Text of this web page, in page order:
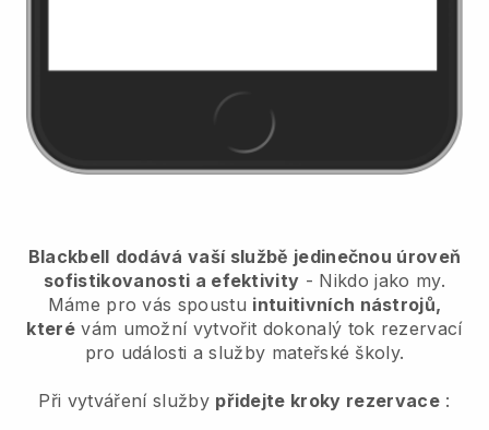
Blackbell dodává vaší službě jedinečnou úroveň
sofistikovanosti a efektivity - Nikdo jako my.
Máme pro vás spoustu intuitivních nástrojů,
kterévám umožní vytvořit dokonalý tok rezervací
pro události a služby mateřské školy.
Při vytváření služby přidejte kroky rezervace: